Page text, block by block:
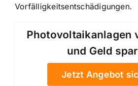
Vorfälligkeitsentschädigungen.
Photovoltaikanlagen
und Geld
Jetzt Angebot